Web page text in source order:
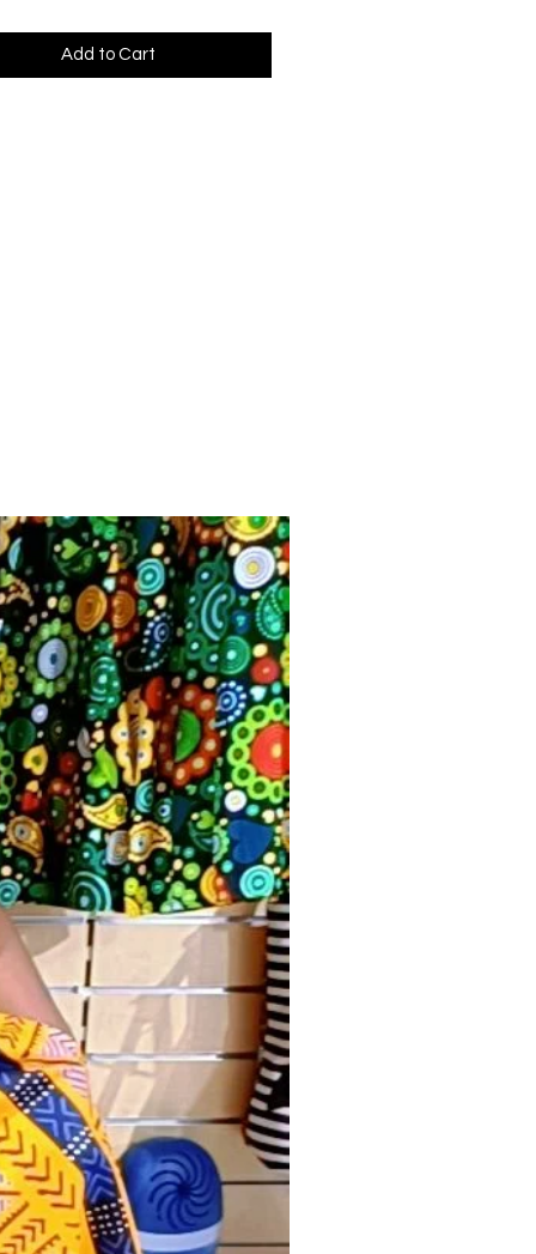
Add to Cart